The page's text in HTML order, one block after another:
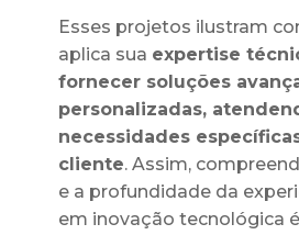
Esses projetos ilustram
aplica sua expertise
fornecer soluções
personalizadas,
necessidades
cliente. Assim,
e a profundidade da
em inovação tecnológica